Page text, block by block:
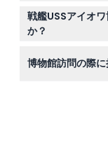
チケットは返金
の際は日時を必
戦艦USSアイオ
か？
介助動物を除い
博物館訪問の際